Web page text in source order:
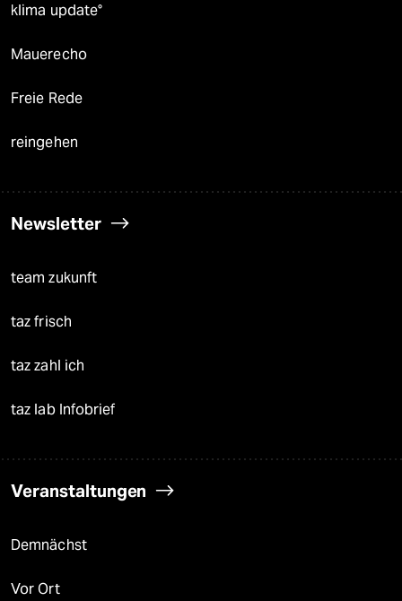
klima update°
Mauerecho
Freie Rede
reingehen
Newsletter
team zukunft
taz frisch
taz zahl ich
taz lab Infobrief
Veranstaltungen
Demnächst
Vor Ort